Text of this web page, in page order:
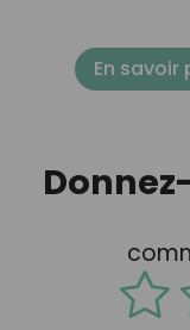
En savoir